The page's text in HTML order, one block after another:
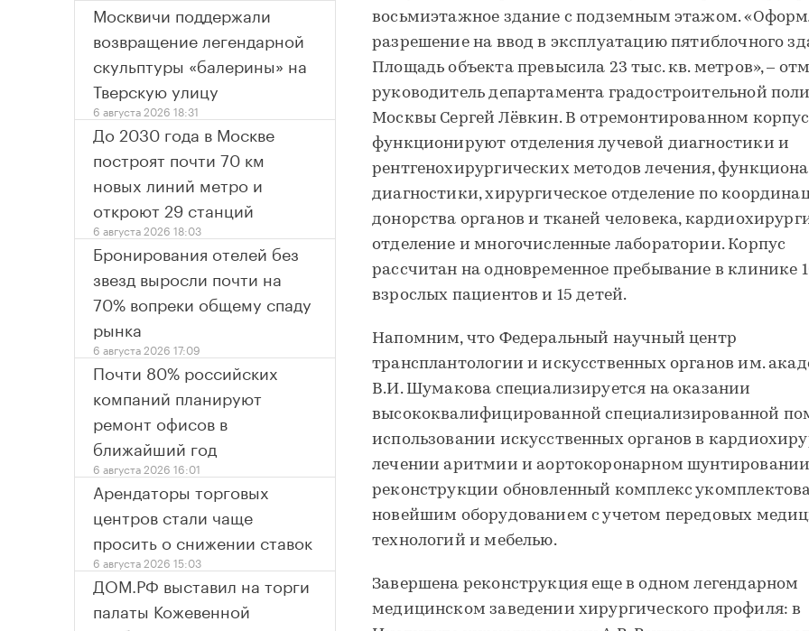
восьмиэтажное здание с подземным этажом.
разрешение на ввод в эксплуатацию пятиблочного
Площадь объекта превысила 23 тыс. кв. метров», –
руководитель департамента градостроительной
Москвы Сергей Лёвкин. В отремонтированном
функционируют отделения лучевой диагностики и
рентгенохирургических методов лечения,
диагностики, хирургическое отделение по
донорства органов и тканей человека,
отделение и многочисленные лаборатории. Корпус
рассчитан на одновременное пребывание в клинике
взрослых пациентов и 15 детей.
Напомним, что Федеральный научный центр
трансплантологии и искусственных органов им.
В.И. Шумакова специализируется на оказании
высококвалифицированной специализированной
использовании искусственных органов в
лечении аритмии и аортокоронарном
реконструкции обновленный комплекс
новейшим оборудованием с учетом передовых
технологий и мебелью.
Завершена реконструкция еще в одном легендарном
медицинском заведении хирургического профиля: в
Москвичи поддержали
возвращение легендарной
скульптуры «балерины» на
Тверскую улицу
6 августа 2026 18:31
До 2030 года в Москве
построят почти 70 км
новых линий метро и
откроют 29 станций
6 августа 2026 18:03
Бронирования отелей без
звезд выросли почти на
70% вопреки общему спаду
рынка
6 августа 2026 17:09
Почти 80% российских
компаний планируют
ремонт офисов в
ближайший год
6 августа 2026 16:01
Арендаторы торговых
центров стали чаще
просить о снижении ставок
6 августа 2026 15:03
ДОМ.РФ выставил на торги
палаты Кожевенной